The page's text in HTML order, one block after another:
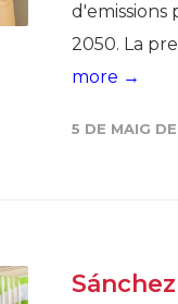
d'emissions
2050. La
more →
5 DE MAIG